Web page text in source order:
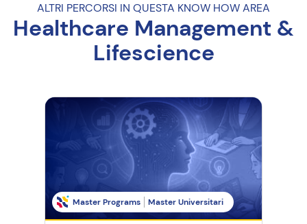
ALTRI PERCORSI IN QUESTA KNOW HOW AREA
Healthcare Management &
Lifescience
Master Programs Master Universitari